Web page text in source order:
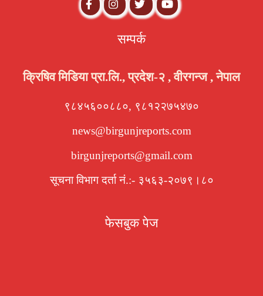
सम्पर्क
क्रिषिव मिडिया प्रा.लि., प्रदेश-२ , वीरगन्ज , नेपाल
९८४५६००८८०, ९८१२२७५४७०
news@birgunjreports.com
birgunjreports@gmail.com
सूचना विभाग दर्ता नं.:- ३५६३-२०७९।८०
फेसबुक पेज